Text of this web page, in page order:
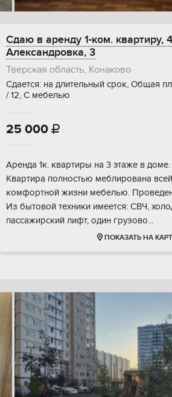
Сдаю в аренду 1-ком. квартиру,
Александровка, 3
Тверская область, Конаково
Сдается: на длительный срок, Общая
/ 12, С мебелью
25 000 
Аренда 1к. квартиры на 3 этаже в
Квартира полностью меблирована
комфортной жизни мебелью.
Из бытовой техники имеется: СВЧ,
пассажирский лифт, один грузово...
ПОКАЗАТЬ НА